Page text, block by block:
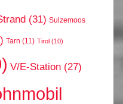
(31) Sulzemoos
Tarn (11) Tirol (10)
V/E-Station (27)